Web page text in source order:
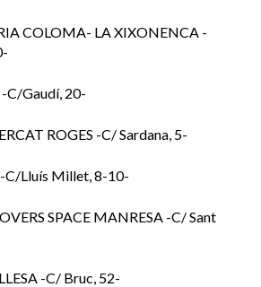
COLOMA- LA XIXONENCA -
III, 10-
-C/Gaudí, 20-
ROGES -C/ Sardana, 5-
-C/Lluís Millet, 8-10-
SPACE MANRESA -C/ Sant
-C/ Bruc, 52-